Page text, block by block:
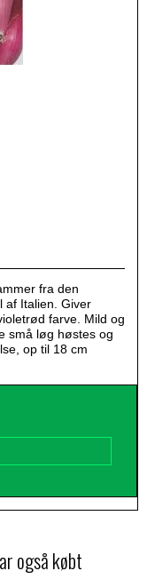
fra den
af Italien. Giver
farve. Mild og
små løg høstes og
op til 18 cm
også købt